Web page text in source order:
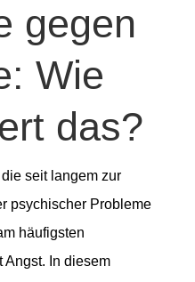
gegen
Wie
das?
seit langem zur
psychischer Probleme
häufigsten
Angst. In diesem